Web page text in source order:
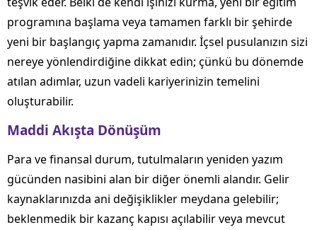
programına başlama veya tamamen farklı bir şehirde
yeni bir başlangıç yapma zamanıdır. İçsel pusulanızın sizi
nereye yönlendirdiğine dikkat edin; çünkü bu dönemde
atılan adımlar, uzun vadeli kariyerinizin temelini
oluşturabilir.
Maddi Akışta Dönüşüm
Para ve finansal durum, tutulmaların yeniden yazım
gücünden nasibini alan bir diğer önemli alandır. Gelir
kaynaklarınızda ani değişiklikler meydana gelebilir;
beklenmedik bir kazanç kapısı açılabilir veya mevcut